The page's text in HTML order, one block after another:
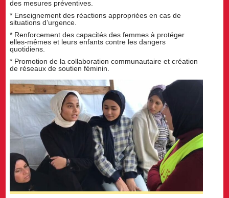
des mesures préventives.
* Enseignement des réactions appropriées en cas de
situations d’urgence.
* Renforcement des capacités des femmes à protéger
elles-mêmes et leurs enfants contre les dangers
quotidiens.
* Promotion de la collaboration communautaire et création
de réseaux de soutien féminin.